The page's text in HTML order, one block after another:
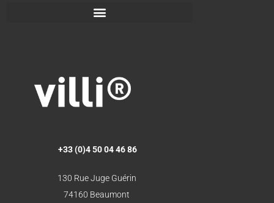
+33 (0)4 50 04 46 86
130 Rue Juge Guérin
74160 Beaumont